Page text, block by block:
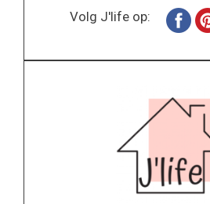
Volg J'life op: